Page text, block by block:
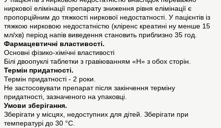
ниркової елімінації препарату зниження рівня елімінації є
пропорційним до тяжкості ниркової недостатності. У пацієнтів із
тяжкою нирковою недостатністю (кліренс креатині ну менше 15
мл/хв) період напів виведення становить приблизно 35 год.
Фармацевтичні властивості.
Основні фізико-хімічні властивості
Білі двоопуклі таблетки з гравіюванням «Н» з обох сторін.
Термін придатності.
Термiн придатності - 2 роки.
Не застосовувати препарат після закінчення терміну
придатності, зазначеного на упаковці.
Умови зберігання.
Зберігати у місцях, недоступних для дітей. Зберігати при
температурі до 30 °C.